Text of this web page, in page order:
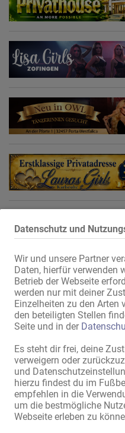
Datenschutz und
Wir und unsere Partner
Daten, hierfür verwenden
Betrieb der Webseite
werden nur mit deiner
Einzelheiten zu den Arten
den beteiligten Stellen
Seite und in der
Es steht dir frei, deine
verweigern oder
und
hierzu findest du im
empfehlen in die
um die bestmögliche
Webseite erleben zu